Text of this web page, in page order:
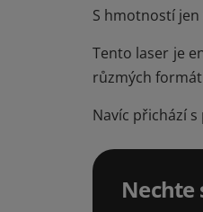
S hmotností jen
Tento laser je
růzmých
Navíc přichází
Nechte